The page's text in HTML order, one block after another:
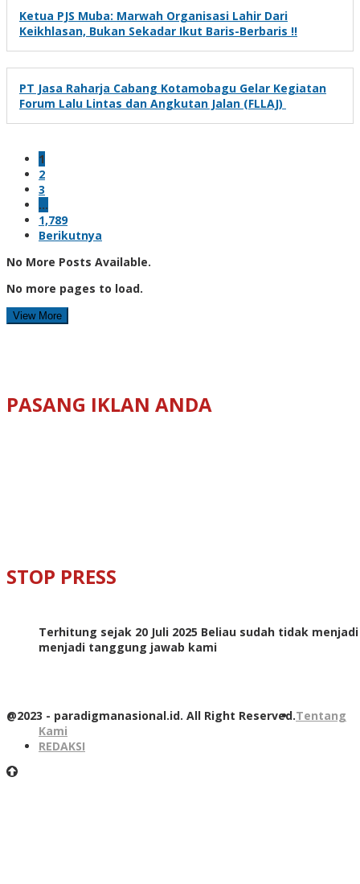
Ketua PJS Muba: Marwah Organisasi Lahir Dari
Keikhlasan, Bukan Sekadar Ikut Baris-Berbaris !!
PT Jasa Raharja Cabang Kotamobagu Gelar Kegiatan
Forum Lalu Lintas dan Angkutan Jalan (FLLAJ)
1
2
3
…
1,789
Berikutnya
No More Posts Available.
No more pages to load.
View More
PASANG IKLAN ANDA
STOP PRESS
Terhitung sejak 20 Juli 2025 Beliau sudah tidak
menjadi tanggung jawab kami
@2023 - paradigmanasional.id. All Right Reserved.Tentang
Kami
REDAKSI